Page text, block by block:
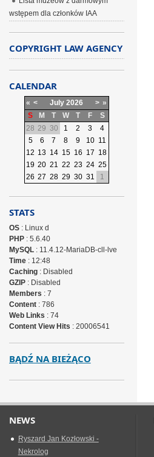
wstępem dla członków IAA
COPYRIGHT LAW AGENCY
CALENDAR
« < July 2026 > »
S
M T W T F
S
28 29 30 1 2 3
4
5
6 7 8 9 10 11
12 13 14 15 16 17 18
19 20 21 22 23 24 25
26 27 28 29 30 31 1
STATS
OS: Linux d
PHP: 5.6.40
MySQL: 11.4.12-MariaDB-cll-lve
Time: 12:48
Caching: Disabled
GZIP: Disabled
Members : 7
Content: 786
Web Links : 74
Content View Hits : 20006541
BĄDŹ NA BIEŻĄCO
NEWS
Ryszard Jan Kozłowski -
Nekrolog